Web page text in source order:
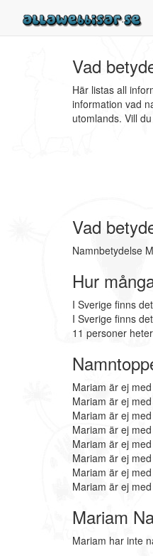
Vad
Här listas all
information vad
utomlands. Vill
Vad
Namnbetydelse
Hur
I Sverige finns
I Sverige finns
11 personer
Mariam är ej
Mariam är ej
Mariam är ej
Mariam är ej
Mariam är ej
Mariam är ej
Mariam är ej
Mariam är ej
Mariam
Mariam har inte